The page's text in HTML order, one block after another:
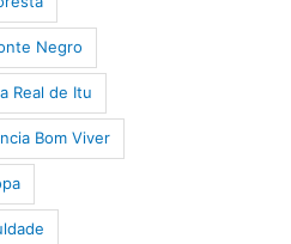
Negro
Real de Itu
Bom Viver